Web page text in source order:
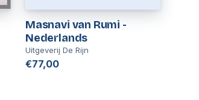
Masnavi van Rumi -
Nederlands
Uitgeverij De Rijn
€77,00